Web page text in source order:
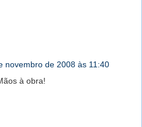
novembro de 2008 às 11:40
à obra!